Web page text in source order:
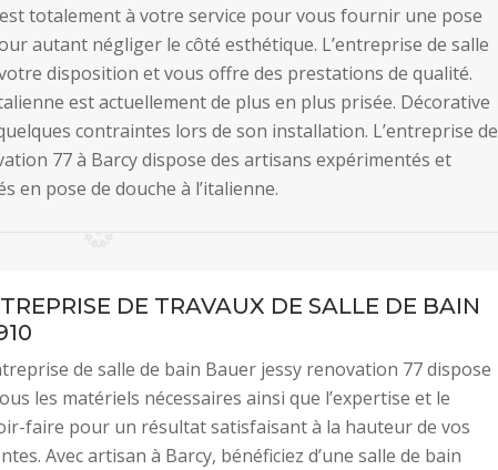
totalement à votre service pour vous fournir une pose
autant négliger le côté esthétique. L’entreprise de salle
disposition et vous offre des prestations de qualité.
est actuellement de plus en plus prisée. Décorative
contraintes lors de son installation. L’entreprise de
77 à Barcy dispose des artisans expérimentés et
en pose de douche à l’italienne.
DE TRAVAUX DE SALLE DE BAIN
de salle de bain Bauer jessy renovation 77 dispose
les matériels nécessaires ainsi que l’expertise et le
faire pour un résultat satisfaisant à la hauteur de vos
Avec artisan à Barcy, bénéficiez d’une salle de bain